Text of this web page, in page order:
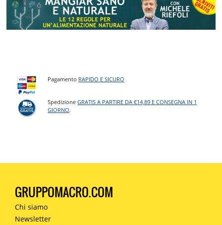
Pagamento RAPIDO E SICURO
SpedizioneGRATIS A PARTIRE DA €14,89 E CONSEGNA IN 1
GIORNO.
GRUPPOMACRO.COM
Chi siamo
Newsletter